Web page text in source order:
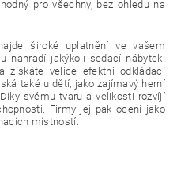
pro všechny, bez ohledu na
široké uplatnění ve vašem
nahradí jakýkoli sedací nábytek.
získáte velice efektní odkládací
také u dětí, jako zajímavý herní
svému tvaru a velikosti rozvíjí
Firmy jej pak ocení jako
místností.